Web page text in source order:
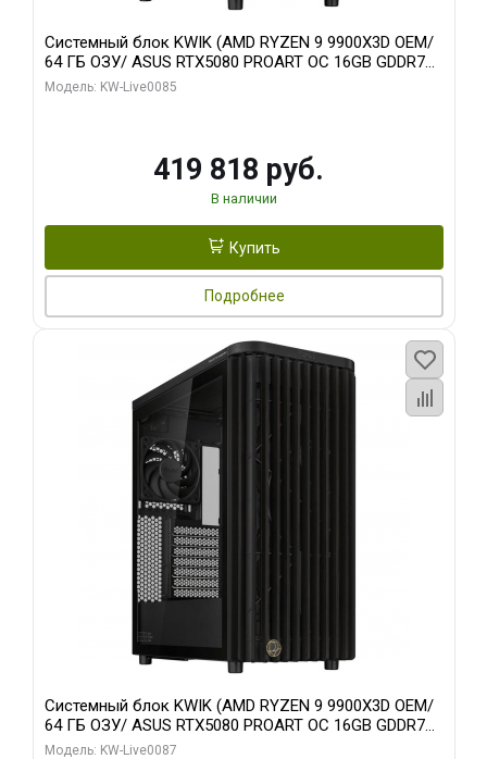
Системный блок KWIK (AMD RYZEN 9 9900X3D OEM/
64 ГБ ОЗУ/ ASUS RTX5080 PROART OC 16GB GDDR7
256bit Type-C DP 2/ 960 ГБ SSD)
Модель: KW-Live0085
419 818 руб.
В наличии
Купить
Подробнее
Системный блок KWIK (AMD RYZEN 9 9900X3D OEM/
64 ГБ ОЗУ/ ASUS RTX5080 PROART OC 16GB GDDR7
256bit Type-C DP 2/ 1 ТБ SSD)
Модель: KW-Live0087